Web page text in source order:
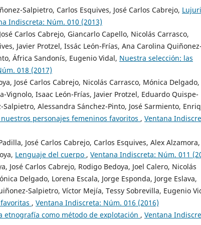
Salpietro, Carlos Esquives, José Carlos Cabrejo,
Indiscreta: Núm. 010 (2013)
Carlos Cabrejo, Giancarlo Capello, Nicolás Carrasco,
Javier Protzel, Issác León-Frías, Ana Carolina Quiñonez-
África Sandonís, Eugenio Vidal, Nuestra selección: las
018 (2017)
José Carlos Cabrejo, Nicolás Carrasco, Mónica Delgado,
Vignolo, Isaac León-Frías, Javier Protzel, Eduardo Quispe-
Alessandra Sánchez-Pinto, José Sarmiento,
personajes femeninos favoritos , Ventana
José Carlos Cabrejo, Carlos Esquives, Alex Alzamora,
Lenguaje del cuerpo , Ventana Indiscreta: Núm. 011
José Carlos Cabrejo, Rodigo Bedoya, Joel Calero, Nicolás
Delgado, Lorena Escala, Jorge Esponda, Jorge Eslava,
Salpietro, Víctor Mejía, Tessy Sobrevilla, Eugenio
, Ventana Indiscreta: Núm. 016 (2016)
etnografía como método de explotación , Ventana